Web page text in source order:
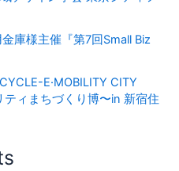
庫様主催『第7回Small Biz
E·MOBILITY CITY
ィまちづくり博〜in 新宿住